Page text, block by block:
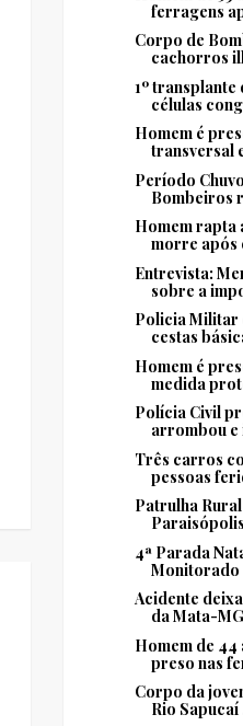
ferragens
Corpo de
cachorros
1º transplante
células
Homem é
transversal
Período
Bombeiros
Homem rapta
morre após
Entrevista:
sobre a
Policia Militar
cestas
Homem é
medida
Polícia Civil
arrombou e
Três carros
pessoas
Patrulha
4ª Parada
Monitorado
Acidente
da Mata-MG
Homem de
preso nas
Corpo da
Rio Sapucaí